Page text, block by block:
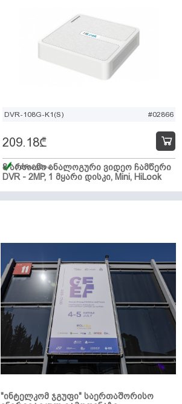
DVR-108G-K1(S) #02866
8 არხიანი ანალოგური ვიდეო ჩამწერი
DVR - 2MP, 1 მყარი დისკი, Mini, HiLook
209.18₾
მარაგშია
"ინტელკომ ჯგუფი" საერთაშორისო